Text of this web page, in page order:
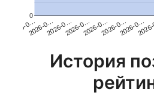
2026-0…2026-0…2026-0…2026-0…2026-0…2026-0…2026-0…
0
История